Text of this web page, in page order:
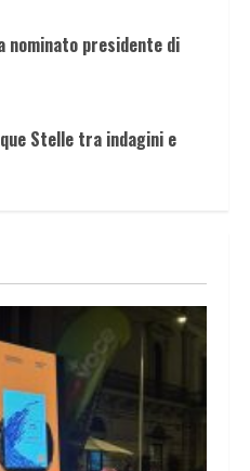
nominato presidente di
Stelle tra indagini e